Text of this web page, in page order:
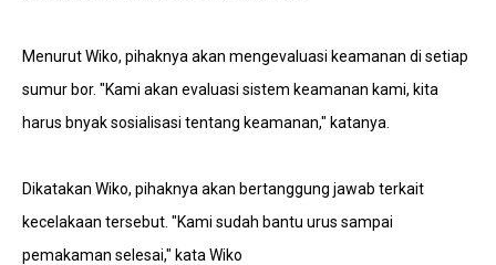
Menurut Wiko, pihaknya akan mengevaluasi keamanan di setiap
sumur bor. "Kami akan evaluasi sistem keamanan kami, kita
harus bnyak sosialisasi tentang keamanan," katanya.
Dikatakan Wiko, pihaknya akan bertanggung jawab terkait
kecelakaan tersebut. "Kami sudah bantu urus sampai
pemakaman selesai," kata Wiko